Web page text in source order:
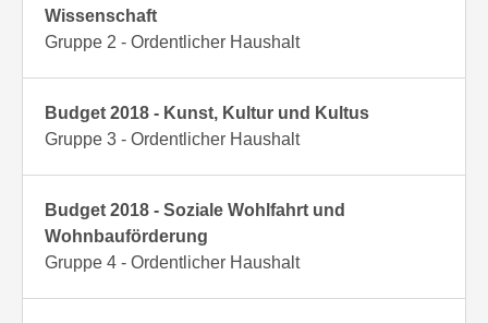
Wissenschaft
Gruppe 2 - Ordentlicher Haushalt
Budget 2018 - Kunst, Kultur und Kultus
Gruppe 3 - Ordentlicher Haushalt
Budget 2018 - Soziale Wohlfahrt und
Wohnbauförderung
Gruppe 4 - Ordentlicher Haushalt